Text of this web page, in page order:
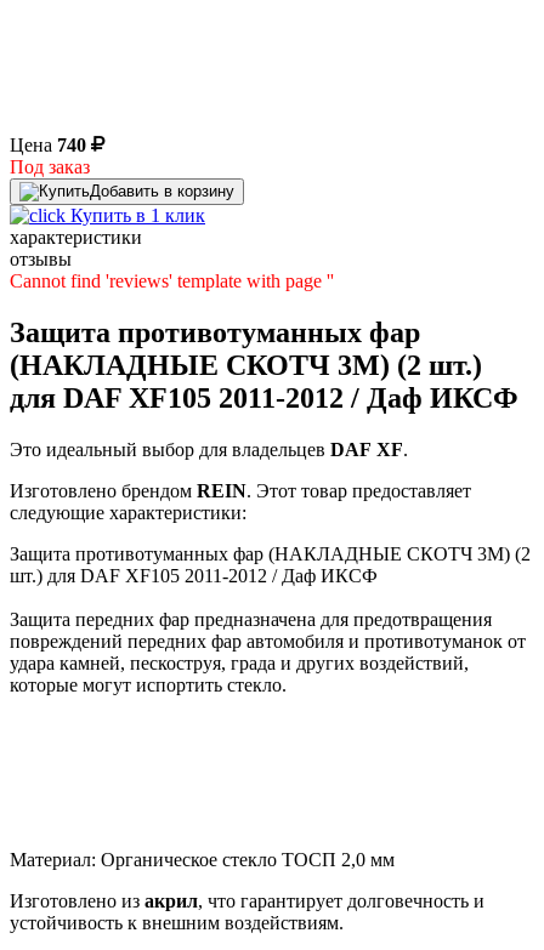
Цена 740
Под заказ
Добавить в корзину
Купить в 1 клик
характеристики
отзывы
Cannot find 'reviews' template with page ''
Защита противотуманных фар
(НАКЛАДНЫЕ СКОТЧ 3М) (2 шт.)
для DAF XF105 2011-2012 / Даф ИКСФ
Это идеальный выбор для владельцев DAF XF.
Изготовлено брендом REIN. Этот товар предоставляет
следующие характеристики:
Защита противотуманных фар (НАКЛАДНЫЕ СКОТЧ 3М) (2
шт.) для DAF XF105 2011-2012 / Даф ИКСФ
Защита передних фар предназначена для предотвращения
повреждений передних фар автомобиля и противотуманок от
удара камней, пескоструя, града и других воздействий,
которые могут испортить стекло.
Материал: Органическое стекло ТОСП 2,0 мм
Изготовлено из акрил, что гарантирует долговечность и
устойчивость к внешним воздействиям.